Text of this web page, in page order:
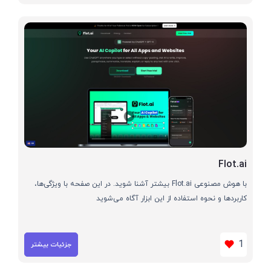
Flot.ai
با هوش مصنوعی Flot.ai بیشتر آشنا شوید. در این صفحه با ویژگی‌ها،
کاربردها و نحوه استفاده از این ابزار آگاه می‌شوید
1 جزئیات بیشتر